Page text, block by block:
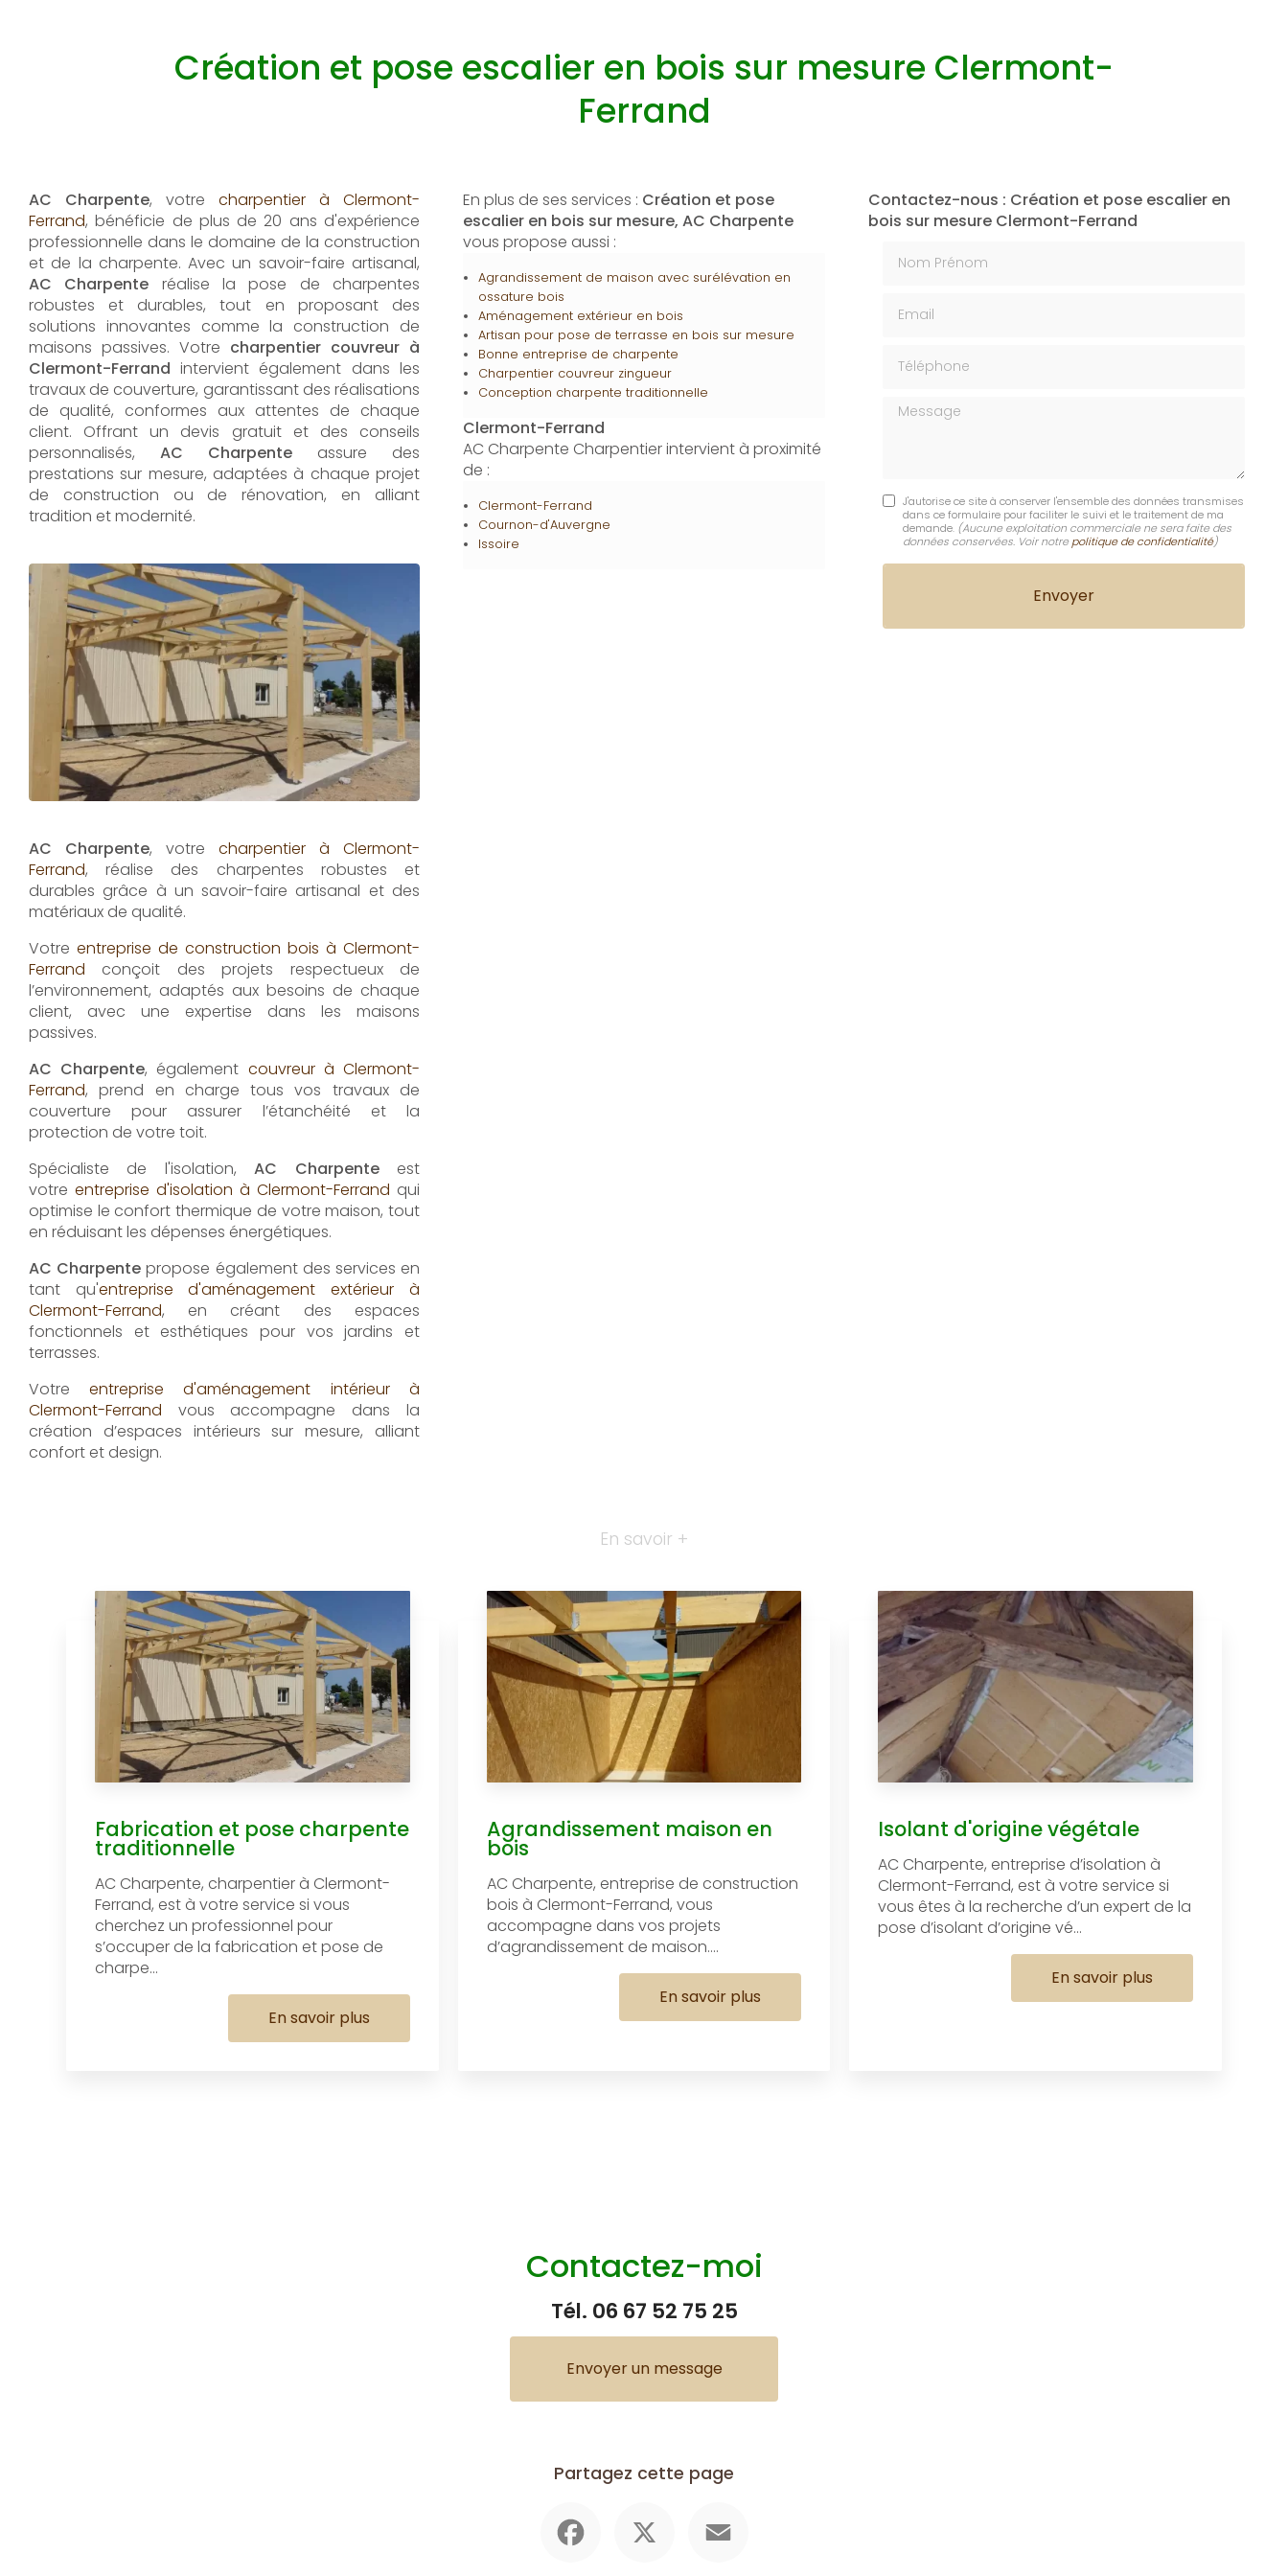
Création et pose escalier en bois sur mesure Clermont-
Ferrand
AC Charpente, votre charpentier à Clermont-
Ferrand, bénéficie de plus de 20 ans d'expérience
professionnelle dans le domaine de la construction
et de la charpente. Avec un savoir-faire artisanal,
AC Charpente réalise la pose de charpentes
robustes et durables, tout en proposant des
solutions innovantes comme la construction de
maisons passives. Votre charpentier couvreur à
Clermont-Ferrand intervient également dans les
travaux de couverture, garantissant des réalisations
de qualité, conformes aux attentes de chaque
client. Offrant un devis gratuit et des conseils
personnalisés, AC Charpente assure des
prestations sur mesure, adaptées à chaque projet
de construction ou de rénovation, en alliant
tradition et modernité.
AC Charpente, votre charpentier à Clermont-
Ferrand, réalise des charpentes robustes et
durables grâce à un savoir-faire artisanal et des
matériaux de qualité.
Votre entreprise de construction bois à Clermont-
Ferrand conçoit des projets respectueux de
l’environnement, adaptés aux besoins de chaque
client, avec une expertise dans les maisons
passives.
AC Charpente, également couvreur à Clermont-
Ferrand, prend en charge tous vos travaux de
couverture pour assurer l’étanchéité et la
protection de votre toit.
Spécialiste de l'isolation,AC Charpenteest
votre entreprise d'isolation à Clermont-Ferrand qui
optimise le confort thermique de votre maison, tout
en réduisant les dépenses énergétiques.
AC Charpente propose également des services en
tant qu'entreprise d'aménagement extérieur à
Clermont-Ferrand, en créant des espaces
fonctionnels et esthétiques pour vos jardins et
terrasses.
Votreentreprise d'aménagement intérieur à
Clermont-Ferrand vous accompagne dans la
création d’espaces intérieurs sur mesure, alliant
confort et design.
En plus de ses services : Création et pose
escalier en bois sur mesure, AC Charpente
vous propose aussi :
Agrandissement de maison avec surélévation en
ossature bois
Aménagement extérieur en bois
Artisan pour pose de terrasse en bois sur mesure
Bonne entreprise de charpente
Charpentier couvreur zingueur
Conception charpente traditionnelle
Clermont-Ferrand
AC Charpente Charpentier intervient à proximité
de :
Clermont-Ferrand
Cournon-d'Auvergne
Issoire
Contactez-nous : Création et pose escalier en
bois sur mesure Clermont-Ferrand
Message
J'autorise ce site à conserver l'ensemble des données transmises
dans ce formulaire pour faciliter le suivi et le traitement de ma
demande. (Aucune exploitation commerciale ne sera faite des
données conservées. Voir notre politique de confidentialité)
En savoir +
Fabrication et pose charpente
traditionnelle
AC Charpente, charpentier à Clermont-
Ferrand, est à votre service si vous
cherchez un professionnel pour
s’occuper de la fabrication et pose de
charpe...
En savoir plus
Agrandissement maison en
bois
AC Charpente, entreprise de construction
bois à Clermont-Ferrand, vous
accompagne dans vos projets
d’agrandissement de maison....
En savoir plus
Isolant d'origine végétale
AC Charpente, entreprise d’isolation à
Clermont-Ferrand, est à votre service si
vous êtes à la recherche d’un expert de la
pose d’isolant d’origine vé...
En savoir plus
Contactez-moi
Tél. 06 67 52 75 25
Envoyer un message
Partagez cette page